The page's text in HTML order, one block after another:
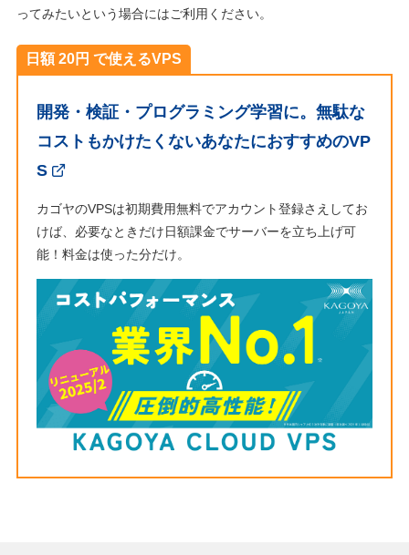
ってみたいという場合にはご利用ください。
日額 20円 で使えるVPS
開発・検証・プログラミング学習に。無駄な
コストもかけたくないあなたにおすすめのVP
S
カゴヤのVPSは初期費用無料でアカウント登録さえしてお
けば、必要なときだけ日額課金でサーバーを立ち上げ可
能！料金は使った分だけ。